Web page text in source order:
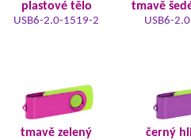
plastové tělo
USB6-2.0-1519-2
tmavě
USB6-
tmavě zelený
černý